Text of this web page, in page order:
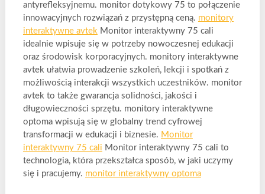
antyrefleksyjnemu. monitor dotykowy 75 to połączenie
innowacyjnych rozwiązań z przystępną ceną. monitory
interaktywne avtekMonitor interaktywny 75 cali
idealnie wpisuje się w potrzeby nowoczesnej edukacji
oraz środowisk korporacyjnych. monitory interaktywne
avtek ułatwia prowadzenie szkoleń, lekcji i spotkań z
możliwością interakcji wszystkich uczestników. monitor
avtek to także gwarancja solidności, jakości i
długowieczności sprzętu. monitory interaktywne
optoma wpisują się w globalny trend cyfrowej
transformacji w edukacji i biznesie. Monitor
interaktywny 75 cali Monitor interaktywny 75 cali to
technologia, która przekształca sposób, w jaki uczymy
się i pracujemy. monitor interaktywny optoma